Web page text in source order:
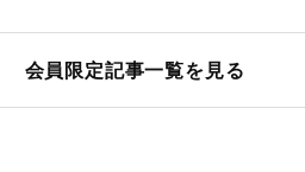
会員限定記事一覧を見る